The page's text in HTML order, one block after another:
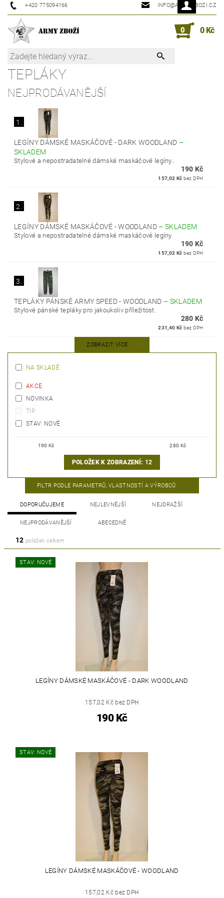
+420 775094166 INFO@ARMYZBOZI.CZ
0 0 Kč
TEPLÁKY
NEJPRODÁVANĚJŠÍ
1.
LEGÍNY DÁMSKÉ MASKÁČOVÉ - DARK WOODLAND –
SKLADEM
Stylové a nepostradatelné dámské maskáčové legíny..
190 Kč
157,02 Kč bez DPH
2.
LEGÍNY DÁMSKÉ MASKÁČOVÉ - WOODLAND – SKLADEM
Stylové a nepostradatelné dámské maskáčové legíny.
190 Kč
157,02 Kč bez DPH
3.
TEPLÁKY PÁNSKÉ ARMY SPEED - WOODLAND – SKLADEM
Stylové pánské tepláky pro jakoukoliv příležitost.
280 Kč
231,40 Kč bez DPH
ZOBRAZIT VÍCE
NA SKLADĚ
AKCE
NOVINKA
TIP
STAV: NOVÉ
190 Kč 280 Kč
POLOŽEK K ZOBRAZENÍ: 12
FILTR PODLE PARAMETRŮ, VLASTNOSTÍ A VÝROBCŮ
DOPORUČUJEME NEJLEVNĚJŠÍ NEJDRAŽŠÍ
NEJPRODÁVANĚJŠÍ ABECEDNĚ
12 položek celkem
STAV: NOVÉ
LEGÍNY DÁMSKÉ MASKÁČOVÉ - DARK WOODLAND
157,02 Kč bez DPH
190 Kč
STAV: NOVÉ
LEGÍNY DÁMSKÉ MASKÁČOVÉ - WOODLAND
157,02 Kč bez DPH